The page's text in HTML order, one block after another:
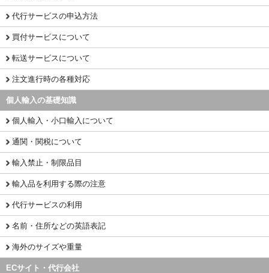
代行サービスの申込方法
買付サービスについて
転送サービスについて
注文進行時の各種対応
個人輸入の基礎知識
個人輸入・小口輸入について
通関・関税について
輸入禁止・制限品目
輸入品を利用する際の注意
代行サービスの利用
名前・住所などの英語表記
海外のサイズや重量
ECサイト・代行会社